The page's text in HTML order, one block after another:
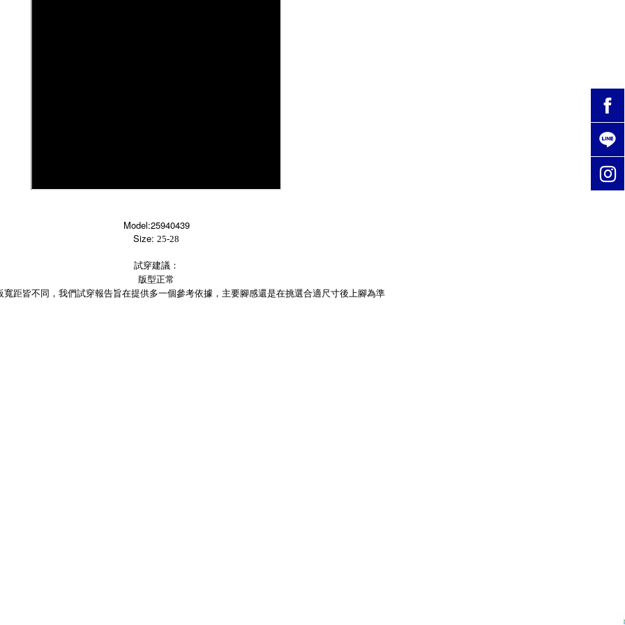
Model:25940439
Size: 25-28
試穿建議：
版型正常
寬距皆不同，我們試穿報告旨在提供多一個參考依據，主要腳感還是在挑選合適尺寸後上腳為準